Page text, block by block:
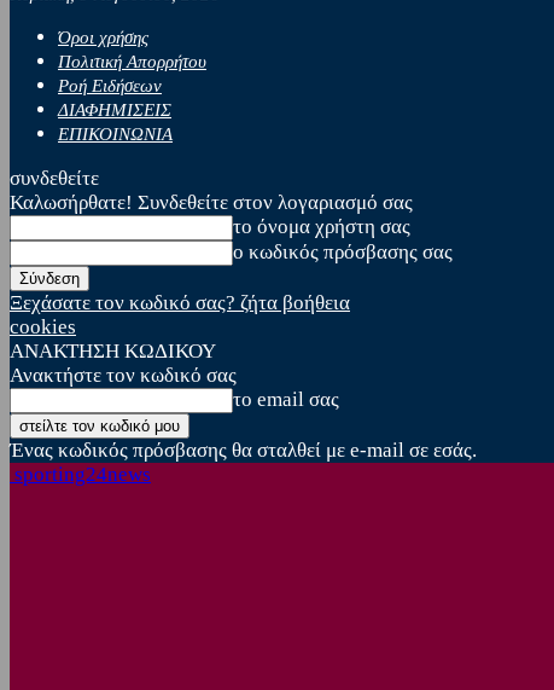
Όροι χρήσης
Πολιτική Απορρήτου
Ροή Ειδήσεων
ΔΙΑΦΗΜΙΣΕΙΣ
ΕΠΙΚΟΙΝΩΝΙΑ
συνδεθείτε
Καλωσήρθατε! Συνδεθείτε στον λογαριασμό σας
το όνομα χρήστη σας
ο κωδικός πρόσβασης σας
Ξεχάσατε τον κωδικό σας? ζήτα βοήθεια
cookies
ΑΝΑΚΤΗΣΗ ΚΩΔΙΚΟΥ
Ανακτήστε τον κωδικό σας
το email σας
Ένας κωδικός πρόσβασης θα σταλθεί με e-mail σε εσάς.
sporting24news